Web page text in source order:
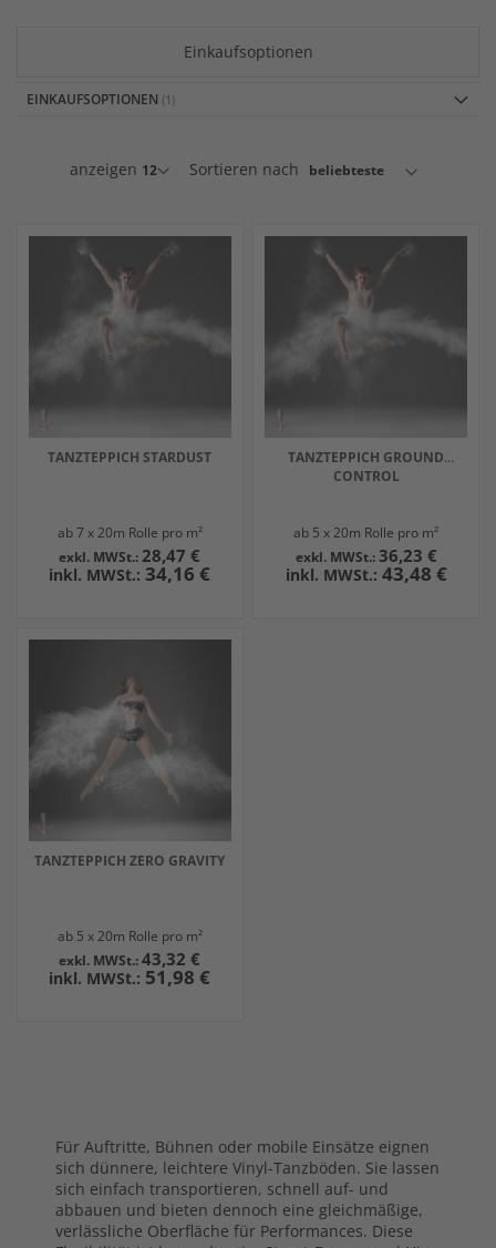
Einkaufsoptionen
EINKAUFSOPTIONEN
anzeigen Sortieren nach
TANZTEPPICH STARDUST
ab 7 x 20m Rolle pro m²
34,16 €
28,47 €
TANZTEPPICH GROUND
CONTROL
ab 5 x 20m Rolle pro m²
43,48 €
36,23 €
TANZTEPPICH ZERO GRAVITY
ab 5 x 20m Rolle pro m²
51,98 €
43,32 €
Für Auftritte, Bühnen oder mobile Einsätze eignen
sich dünnere, leichtere Vinyl-Tanzböden. Sie lassen
sich einfach transportieren, schnell auf- und
abbauen und bieten dennoch eine gleichmäßige,
verlässliche Oberfläche für Performances. Diese